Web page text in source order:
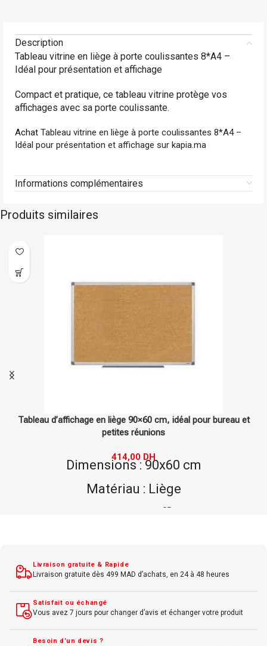
Description
Tableau vitrine en liège à porte coulissantes 8*A4 –
Idéal pour présentation et affichage
Compact et pratique, ce tableau vitrine protège vos
affichages avec sa porte coulissante.
Achat Tableau vitrine en liège à porte coulissantes 8*A4 –
Idéal pour présentation et affichage sur kapia.ma
Informations complémentaires
Produits similaires
Tableau d’affichage en liège 90×60 cm, idéal pour bureau et
petites réunions
414,00 DH
Dimensions : 90x60 cm
Matériau : Liège
Type : Tableau d'affichage
Livraison gratuite & Rapide
Livraison gratuite dès 499 MAD d’achats, en 24 à 48 heures
Satisfait ou échangé
Vous avez 7 jours pour changer d’avis et échanger votre produit
Besoin d’un devis ?